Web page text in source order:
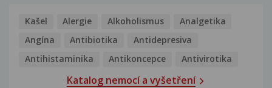
Kašel Alergie Alkoholismus
Analgetika
Angína
Antibiotika
Antidepresiva
Antihistaminika
Antikoncepce Antivirotika
Katalog nemocí a vyšetření